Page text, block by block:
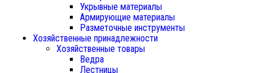
Укрывные материалы
Армирующие материалы
Разметочные инструменты
Хозяйственные принадлежности
Хозяйственные товары
Ведра
Лестницы